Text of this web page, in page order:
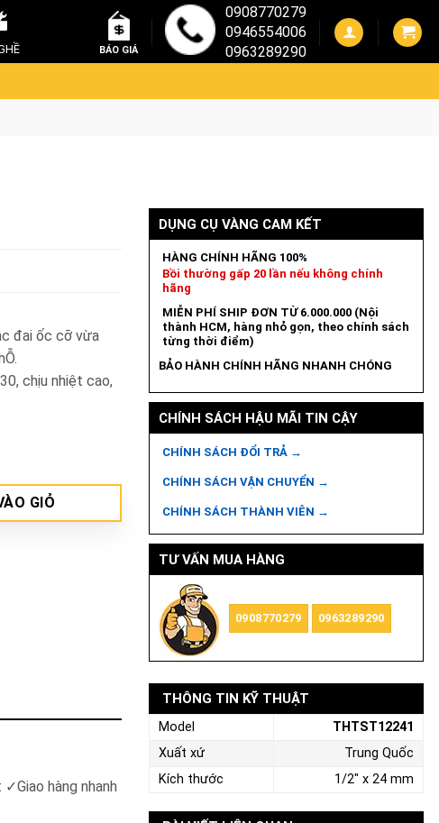
BÁO GIÁ
0908770279
0946554006
0963289290
đai ốc cỡ vừa
chịu nhiệt cao,
GIỎ
DỤNG CỤ VÀNG CAM KẾT
HÀNG CHÍNH HÃNG 100%
Bồi thường gấp 20 lần nếu không chính
hãng
MIỄN PHÍ SHIP ĐƠN TỪ 6.000.000 (Nội
thành HCM, hàng nhỏ gọn, theo chính sách
từng thời điểm)
BẢO HÀNH CHÍNH HÃNG NHANH CHÓNG
CHÍNH SÁCH HẬU MÃI TIN CẬY
CHÍNH SÁCH ĐỔI TRẢ →
CHÍNH SÁCH VẬN CHUYỂN →
CHÍNH SÁCH THÀNH VIÊN →
TƯ VẤN MUA HÀNG
0908770279 0963289290
✓Giao hàng nhanh
THÔNG TIN KỸ THUẬT
Model
THTST12241
Xuất xứ
Trung Quốc
Kích thước
1/2" x 24 mm